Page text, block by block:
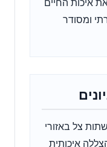
איכות החיים
ומסודר
צל באזורי
איכותית